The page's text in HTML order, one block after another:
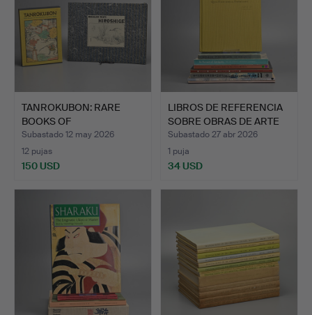
TANROKUBON: RARE
BOOKS OF
SEVENTEENTH CENT…
Subastado 12 may 2026
12 pujas
150 USD
LIBROS DE REFERENCIA
SOBRE OBRAS DE ARTE
P…
Subastado 27 abr 2026
1 puja
34 USD